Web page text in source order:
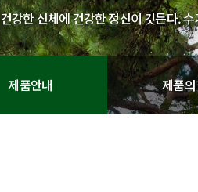
건강한 신체에 건강한 정신이 깃든다.
제품안내 제품